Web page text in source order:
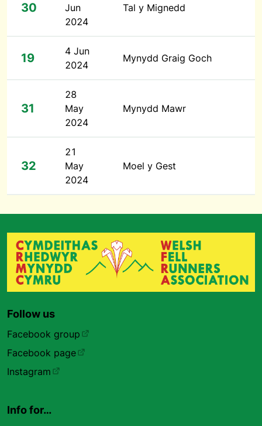
30
Jun
2024
Tal y Mignedd
19
4 Jun
2024
Mynydd Graig Goch
31
28
May
2024
Mynydd Mawr
32
21
May
2024
Moel y Gest
Follow us
Facebook group
Facebook page
Instagram
Info for…